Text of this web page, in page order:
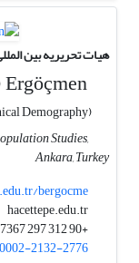
هیات تحریریه بین
Ayşe Banu (Akadlı) Ergöçmen
(Economic and Social Demography, Technical Demography)
Studies,
Ankara, Turkey
bergocme
bergocme
hacettepe.edu.tr
+90 312 297 7367
2132-2776